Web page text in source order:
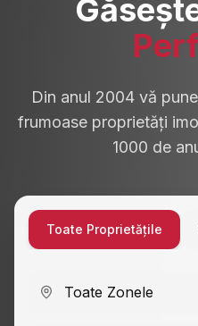
Din anul 2004 vă
frumoase proprietăți
1000 de
Toate Proprietățile
Toate Zonele